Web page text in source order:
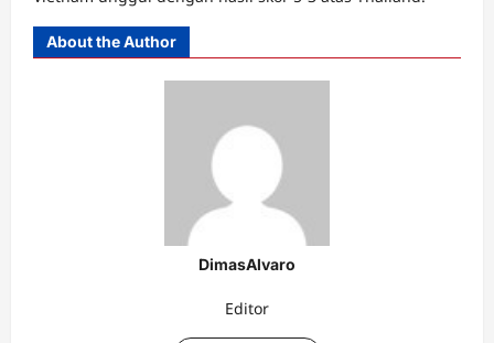
About the Author
DimasAlvaro
Editor